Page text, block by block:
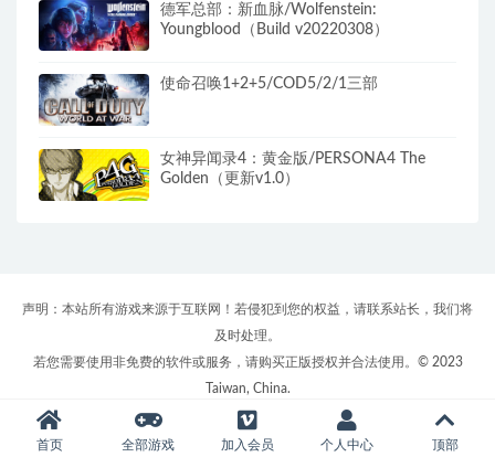
德军总部：新血脉/Wolfenstein:
Youngblood（Build v20220308）
使命召唤1+2+5/COD5/2/1三部
女神异闻录4：黄金版/PERSONA4 The
Golden（更新v1.0）
声明：本站所有游戏来源于互联网！若侵犯到您的权益，请联系站长，我们将
及时处理。
若您需要使用非免费的软件或服务，请购买正版授权并合法使用。© 2023
Taiwan, China.
首页 全部游戏 加入会员 个人中心 顶部